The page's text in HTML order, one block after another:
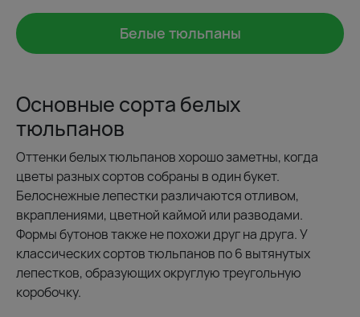
Белые тюльпаны
Основные сорта белых
тюльпанов
Оттенки белых тюльпанов хорошо заметны, когда
цветы разных сортов собраны в один букет.
Белоснежные лепестки различаются отливом,
вкраплениями, цветной каймой или разводами.
Формы бутонов также не похожи друг на друга. У
классических сортов тюльпанов по 6 вытянутых
лепестков, образующих округлую треугольную
коробочку.